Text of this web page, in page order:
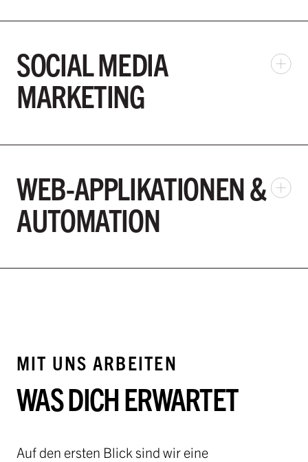
SOCIAL MEDIA
MARKETING
WEB-APPLIKATIONEN &
AUTOMATION
MIT UNS ARBEITEN
WAS DICH ERWARTET
Auf den ersten Blick sind wir eine